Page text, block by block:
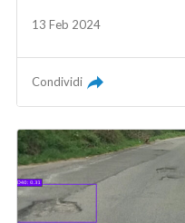
13 Feb 2024
Condividi